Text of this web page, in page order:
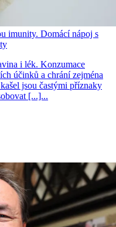
imunity. Domácí nápoj s
i lék. Konzumace
účinků a chrání zejména
jsou častými příznaky
[...]...